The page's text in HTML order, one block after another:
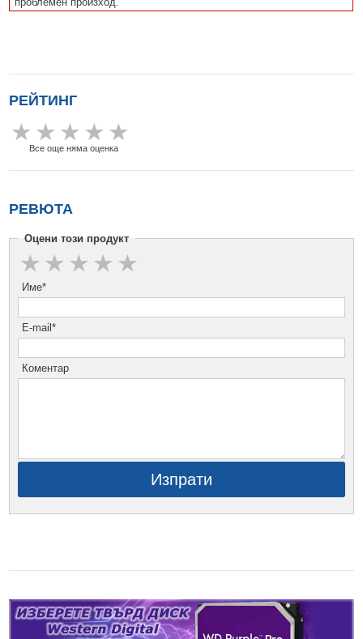
РЕЙТИНГ
Все още няма оценка
РЕВЮТА
Оцени този продукт
Име*
E-mail*
Коментар
Изпрати